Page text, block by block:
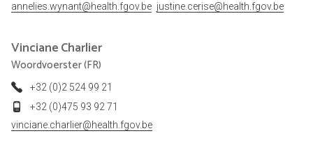
annelies.wynant@health.fgov.be justine.cerise@health.fgov.be
VincianeCharlier
Woordvoerster (FR)
+32 (0)2 524 99 21
+32 (0)475 93 92 71
vinciane.charlier@health.fgov.be